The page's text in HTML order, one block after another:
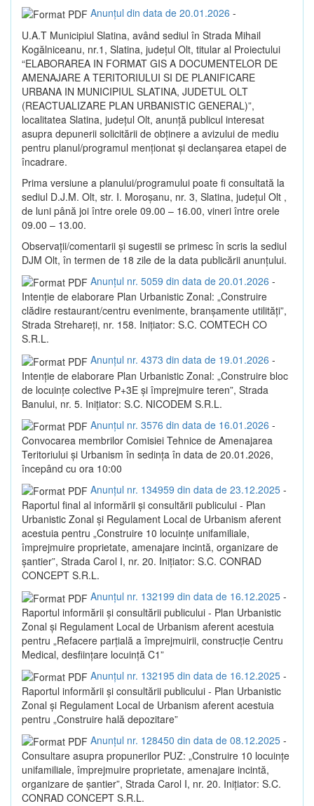
Anunțul din data de 20.01.2026 -
U.A.T Municipiul Slatina, având sediul în Strada Mihail
Kogălniceanu, nr.1, Slatina, județul Olt, titular al Proiectului
“ELABORAREA IN FORMAT GIS A DOCUMENTELOR DE
AMENAJARE A TERITORIULUI SI DE PLANIFICARE
URBANA IN MUNICIPIUL SLATINA, JUDETUL OLT
(REACTUALIZARE PLAN URBANISTIC GENERAL)”,
localitatea Slatina, judeţul Olt, anunţă publicul interesat
asupra depunerii solicitării de obţinere a avizului de mediu
pentru planul/programul menţionat şi declanşarea etapei de
încadrare.
Prima versiune a planului/programului poate fi consultată la
sediul D.J.M. Olt, str. I. Moroşanu, nr. 3, Slatina, judeţul Olt ,
de luni până joi între orele 09.00 – 16.00, vineri între orele
09.00 – 13.00.
Observaţii/comentarii şi sugestii se primesc în scris la sediul
DJM Olt, în termen de 18 zile de la data publicării anunţului.
Anunțul nr. 5059 din data de 20.01.2026 -
Intenție de elaborare Plan Urbanistic Zonal: „Construire
clădire restaurant/centru evenimente, branșamente utilități”,
Strada Strehareți, nr. 158. Inițiator: S.C. COMTECH CO
S.R.L.
Anunțul nr. 4373 din data de 19.01.2026 -
Intenție de elaborare Plan Urbanistic Zonal: „Construire bloc
de locuințe colective P+3E și împrejmuire teren”, Strada
Banului, nr. 5. Inițiator: S.C. NICODEM S.R.L.
Anunțul nr. 3576 din data de 16.01.2026 -
Convocarea membrilor Comisiei Tehnice de Amenajarea
Teritoriului și Urbanism în sedința în data de 20.01.2026,
începând cu ora 10:00
Anunțul nr. 134959 din data de 23.12.2025 -
Raportul final al informării și consultării publicului - Plan
Urbanistic Zonal și Regulament Local de Urbanism aferent
acestuia pentru „Construire 10 locuințe unifamiliale,
împrejmuire proprietate, amenajare incintă, organizare de
șantier”, Strada Carol I, nr. 20. Inițiator: S.C. CONRAD
CONCEPT S.R.L.
Anunțul nr. 132199 din data de 16.12.2025 -
Raportul informării și consultării publicului - Plan Urbanistic
Zonal și Regulament Local de Urbanism aferent acestuia
pentru „Refacere parțială a împrejmuirii, construcție Centru
Medical, desființare locuință C1”
Anunțul nr. 132195 din data de 16.12.2025 -
Raportul informării și consultării publicului - Plan Urbanistic
Zonal și Regulament Local de Urbanism aferent acestuia
pentru „Construire hală depozitare”
Anunțul nr. 128450 din data de 08.12.2025 -
Consultare asupra propunerilor PUZ: „Construire 10 locuințe
unifamiliale, împrejmuire proprietate, amenajare incintă,
organizare de șantier”, Strada Carol I, nr. 20. Inițiator: S.C.
CONRAD CONCEPT S.R.L.